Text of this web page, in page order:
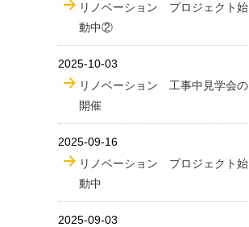
リノベーション プロジェクト始
動中②
2025-10-03
リノベーション 工事中見学会の
開催
2025-09-16
リノベーション プロジェクト始
動中
2025-09-03